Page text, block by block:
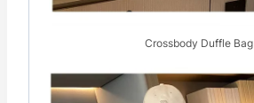
Crossbody Duffle Bag